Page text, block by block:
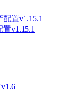
v1.15.1